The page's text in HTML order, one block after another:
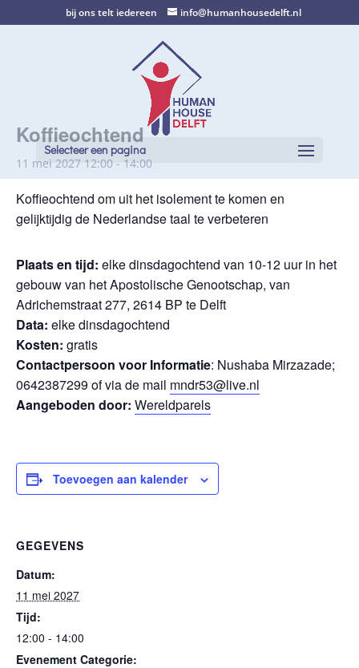
bij ons telt iedereen info@humanhousedelft.nl
Selecteer een pagina
Koffieochtend
11 mei 2027 12:00 - 14:00
Koffieochtend om uit het isolement te komen en
gelijktijdig de Nederlandse taal te verbeteren
Plaats en tijd: elke dinsdagochtend van 10-12 uur in het
gebouw van het Apostolische Genootschap, van
Adrichemstraat 277, 2614 BP te Delft
Data: elke dinsdagochtend
Kosten: gratis
Contactpersoon voor Informatie: Nushaba Mirzazade;
0642387299 of via de mail mndr53@live.nl
Aangeboden door: Wereldparels
Toevoegen aan kalender
GEGEVENS
Datum:
11 mei 2027
Tijd:
12:00 - 14:00
Evenement Categorie: